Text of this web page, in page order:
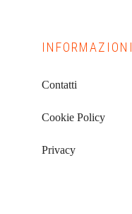
INFORMAZIONI
Contatti
Cookie Policy
Privacy